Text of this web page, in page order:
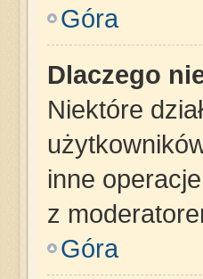
Góra
Dlaczego
Niektóre
inne
z
Góra